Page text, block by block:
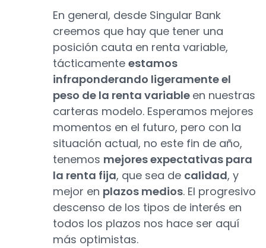
En general, desde Singular Bank
creemos que hay que tener una
posición cauta en renta variable,
tácticamente estamos
infraponderando ligeramente el
peso de la renta variable en nuestras
carteras modelo. Esperamos mejores
momentos en el futuro, pero con la
situación actual, no este fin de año,
tenemos mejores expectativas para
la renta fija, que sea de calidad, y
mejor en plazos medios. El progresivo
descenso de los tipos de interés en
todos los plazos nos hace ser aquí
más optimistas.